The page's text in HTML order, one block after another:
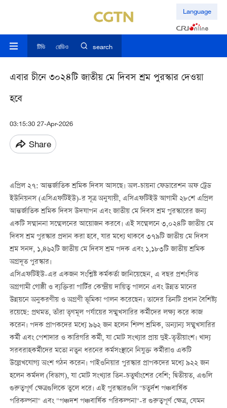
Language
টিভি রেডিও search
এবার চীনে ৩০২৪টি জাতীয় মে দিবস শ্রম পুরস্কার দেওয়া
হবে
03:15:30 27-Apr-2026
Share
এপ্রিল ২৭: আন্তর্জাতিক শ্রমিক দিবস আসছে। অল-চায়না ফেডারেশন অফ ট্রেড
ইউনিয়নস (এসিএফটিইউ)-র সূত্র অনুযায়ী, এসিএফটিইউ আগামী ২৮শে এপ্রিল
আন্তর্জাতিক শ্রমিক দিবস উদযাপন এবং জাতীয় মে দিবস শ্রম পুরস্কারের জন্য
একটি সম্মাননা সম্মেলনের আয়োজন করবে। এই সম্মেলনে ৩,০২৪টি জাতীয় মে
দিবস শ্রম পুরস্কার প্রদান করা হবে, যার মধ্যে থাকবে ৩৭৯টি জাতীয় মে দিবস
শ্রম সনদ, ১,৪৬২টি জাতীয় মে দিবস শ্রম পদক এবং ১,১৮৩টি জাতীয় শ্রমিক
অগ্রদূত পুরস্কার।
এসিএফটিইউ-এর একজন সংশ্লিষ্ট কর্মকর্তা জানিয়েছেন, এ বছর প্রশংসিত
অগ্রগামী গোষ্ঠী ও ব্যক্তিরা পার্টির কেন্দ্রীয় দায়িত্ব পালনে এবং উন্নত মানের
উন্নয়নে অনুকরণীয় ও অগ্রণী ভূমিকা পালন করেছেন। তাদের তিনটি প্রধান বৈশিষ্ট্য
রয়েছে: প্রথমত, তাঁরা তৃণমূল পর্যায়ের সম্মুখসারির কর্মীদের লক্ষ্য করে কাজ
করেন। পদক প্রাপকদের মধ্যে ৯৬২ জন হলেন শিল্প শ্রমিক, অন্যান্য সম্মুখসারির
কর্মী এবং পেশাদার ও কারিগরি কর্মী, যা মোট সংখ্যার প্রায় দুই-তৃতীয়াংশ। খাদ্য
সরবরাহকর্মীদের মতো নতুন ধরনের কর্মসংস্থানে নিযুক্ত কর্মীরাও একটি
উল্লেখযোগ্য অংশ গঠন করেন। পাইওনিয়ার পুরস্কার প্রাপকদের মধ্যে ৯২২ জন
হলেন কর্মদল (বিভাগ), যা মোট সংখ্যার তিন-চতুর্থাংশের বেশি; দ্বিতীয়ত, এগুলি
গুরুত্বপূর্ণ ক্ষেত্রগুলিকে তুলে ধরে। এই পুরস্কারগুলি "চতুর্দশ পঞ্চবার্ষিক
পরিকল্পনা" এবং "পঞ্চদশ পঞ্চবার্ষিক পরিকল্পনা"-র গুরুত্বপূর্ণ ক্ষেত্র, যেমন